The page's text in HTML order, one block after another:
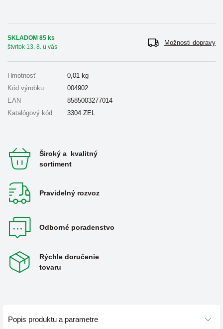
SKLADOM 85 ks
štvrtok 13. 8. u vás
Možnosti dopravy
Hmotnosť 0,01 kg
Kód výrobku
004902
EAN
8585003277014
Katalógový kód
3304 ZEL
Široký a kvalitný
sortiment
Pravidelný rozvoz
Odborné poradenstvo
Rýchle doručenie
tovaru
Popis produktu a parametre